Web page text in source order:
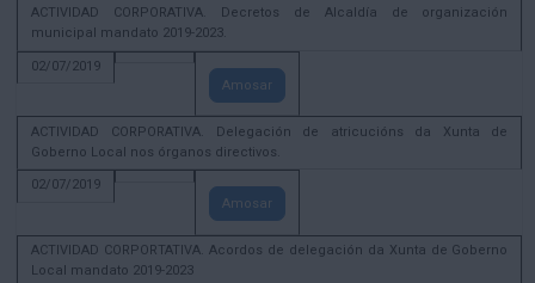
ACTIVIDAD CORPORATIVA. Decretos de Alcaldía de organización
municipal mandato 2019-2023.
02/07/2019
Amosar
ACTIVIDAD CORPORATIVA. Delegación de atricucións da Xunta de
Goberno Local nos órganos directivos.
02/07/2019
Amosar
ACTIVIDAD CORPORTATIVA. Acordos de delegación da Xunta de Goberno
Local mandato 2019-2023